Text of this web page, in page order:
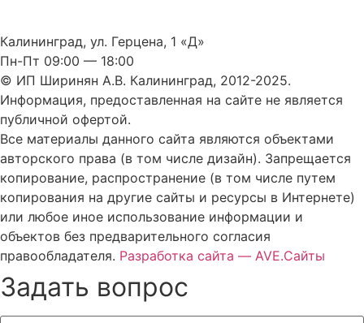
Калининград, ул. Герцена, 1 «Д»
Пн-Пт 09:00 — 18:00
© ИП Ширинян А.В. Калининград, 2012-2025.
Информация, предоставленная на сайте не является
публичной офертой.
Все материалы данного сайта являются объектами
авторского права (в том числе дизайн). Запрещается
копирование, распространение (в том числе путем
копирования на другие сайты и ресурсы в Интернете)
или любое иное использование информации и
объектов без предварительного согласия
правообладателя. Разработка сайта — AVE.Сайты
Задать вопрос